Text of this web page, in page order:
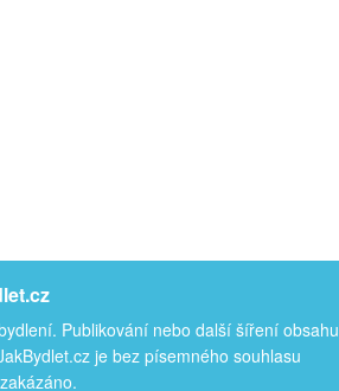
Publikování nebo další šíření obsahu
je bez písemného souhlasu